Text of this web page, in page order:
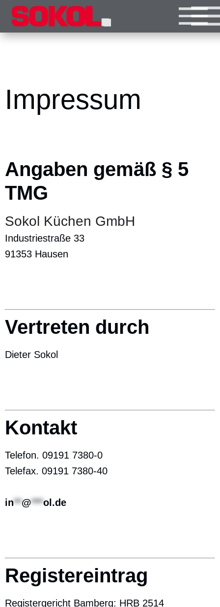
Impressum
Angaben gemäß § 5
TMG
Sokol Küchen GmbH
Industriestraße 33
91353 Hausen
Vertreten durch
Dieter Sokol
Kontakt
Telefon. 09191 7380-0
Telefax. 09191 7380-40
in**@***ol.de
Registereintrag
Registergericht Bamberg: HRB 2514